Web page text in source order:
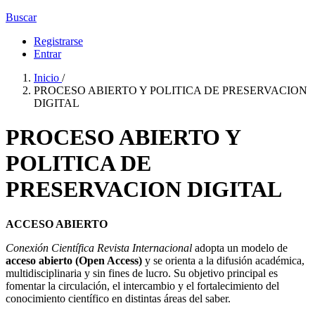
Buscar
Registrarse
Entrar
Inicio /
PROCESO ABIERTO Y POLITICA DE PRESERVACION
DIGITAL
PROCESO ABIERTO Y
POLITICA DE
PRESERVACION DIGITAL
ACCESO ABIERTO
Conexión Científica Revista Internacional adopta un modelo de
acceso abierto (Open Access) y se orienta a la difusión académica,
multidisciplinaria y sin fines de lucro. Su objetivo principal es
fomentar la circulación, el intercambio y el fortalecimiento del
conocimiento científico en distintas áreas del saber.